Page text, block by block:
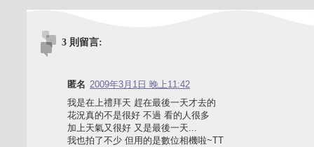
3 則留言:
匿名 2009年3月1日 晚上11:42
我是在上禮拜天 趕在最後一天才去的
花況真的不是很好 不過 看的人很多
加上天氣又很好 又是最後一天...
我也拍了不少 但用的是數位相機啦~TT